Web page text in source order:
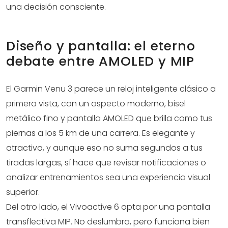
una decisión consciente.
Diseño y pantalla: el eterno
debate entre AMOLED y MIP
El Garmin Venu 3 parece un reloj inteligente clásico a
primera vista, con un aspecto moderno, bisel
metálico fino y pantalla AMOLED que brilla como tus
piernas a los 5 km de una carrera. Es elegante y
atractivo, y aunque eso no suma segundos a tus
tiradas largas, sí hace que revisar notificaciones o
analizar entrenamientos sea una experiencia visual
superior.
Del otro lado, el Vivoactive 6 opta por una pantalla
transflectiva MIP. No deslumbra, pero funciona bien